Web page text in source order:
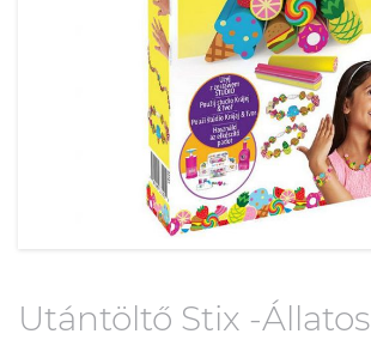
Utántöltő Stix -Állatos